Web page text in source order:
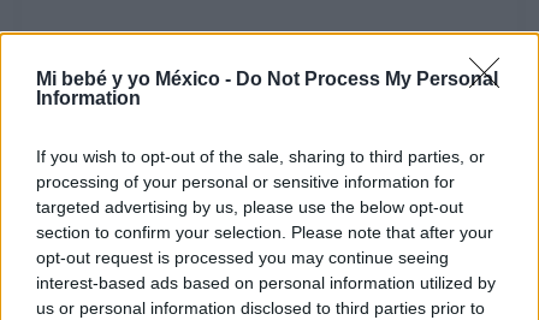
Mi bebé y yo México - Do Not Process My Personal
Information
If you wish to opt-out of the sale, sharing to third parties, or
processing of your personal or sensitive information for
targeted advertising by us, please use the below opt-out
section to confirm your selection. Please note that after your
opt-out request is processed you may continue seeing
interest-based ads based on personal information utilized by
us or personal information disclosed to third parties prior to
Esto es lo que toman los nutricionistas el día
después de una comilona (y funciona)
LEER